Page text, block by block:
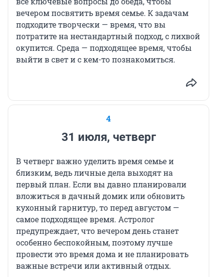
вечером посвятить время семье. К задачам
подходите творчески — время, что вы
потратите на нестандартный подход, с лихвой
окупится. Среда — подходящее время, чтобы
выйти в свет и с кем-то познакомиться.
4
31 июля, четверг
В четверг важно уделить время семье и
близким, ведь личные дела выходят на
первый план. Если вы давно планировали
вложиться в дачный домик или обновить
кухонный гарнитур, то перед августом —
самое подходящее время. Астролог
предупреждает, что вечером день станет
особенно беспокойным, поэтому лучше
провести это время дома и не планировать
важные встречи или активный отдых.